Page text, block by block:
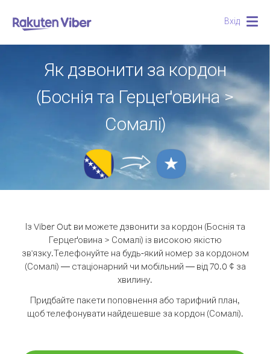
Вхід
Як дзвонити за кордон
(Боснія та Герцеґовина >
Сомалі)
Із Viber Out ви можете дзвонити за кордон (Боснія та
Герцеґовина > Сомалі) із високою якістю
зв'язку.Телефонуйте на будь-який номер за кордоном
(Сомалі) — стаціонарний чи мобільний — від 70.0 ¢ за
хвилину.
Придбайте пакети поповнення або тарифний план,
щоб телефонувати найдешевше за кордон (Сомалі).